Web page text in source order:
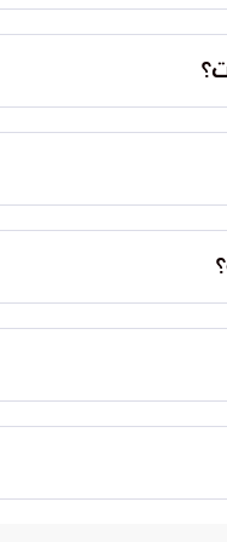
للسكان في ظل الأزمة.
الفلسطينية.
في أوقات الأزمات
نطاق المساعدات عند